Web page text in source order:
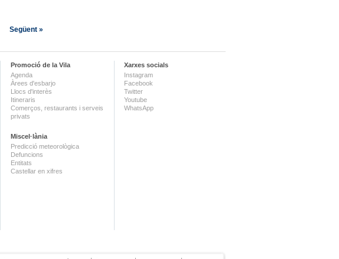
Següent »
Promoció de la Vila
Agenda
Àrees d'esbarjo
Llocs d'interès
Itineraris
Comerços, restaurants i serveis
privats
Miscel·lània
Predicció meteorològica
Defuncions
Entitats
Castellar en xifres
Xarxes socials
Instagram
Facebook
Twitter
Youtube
WhatsApp